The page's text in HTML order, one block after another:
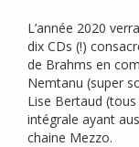
L’année 2020
dix CDs (!)
de Brahms en
Nemtanu (super
Lise Bertaud
intégrale ayant
chaine Mezzo.